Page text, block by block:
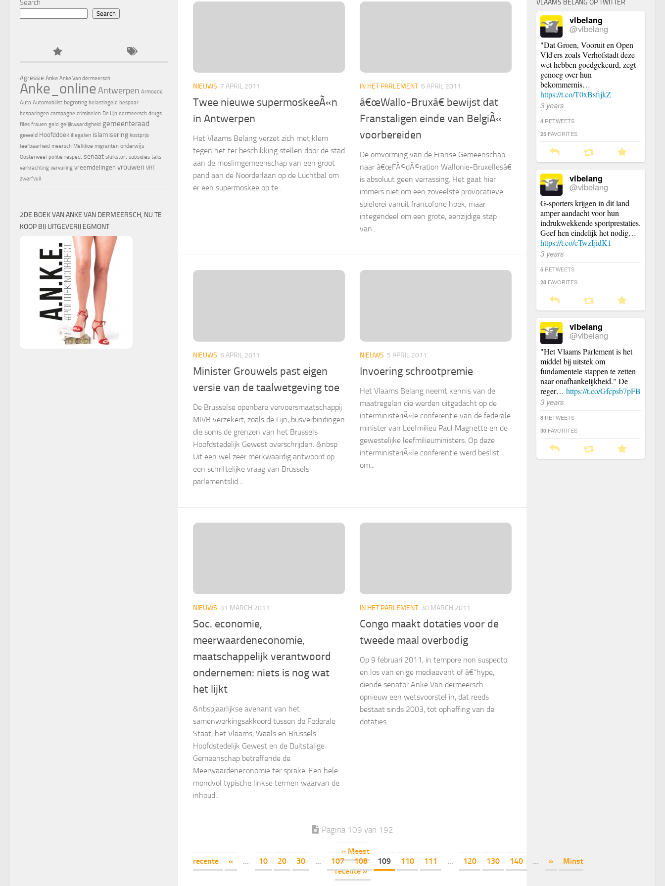
NIEUWS 7 APRIL 2011
Twee nieuwe supermoskeeÃ«n
in Antwerpen
Het Vlaams Belang verzet zich met klem
tegen het ter beschikking stellen door de stad
aan de moslimgemeenschap van een groot
pand aan de Noorderlaan op de Luchtbal om
er een supermoskee op te...
IN HET PARLEMENT 6 APRIL 2011
â€œWallo-Bruxâ€ bewijst dat
Franstaligen einde van BelgiÃ«
voorbereiden
De omvorming van de Franse Gemeenschap
naar â€œFÃ©dÃ©ration Wallonie-Bruxellesâ€
is absoluut geen verrassing. Het gaat hier
immers niet om een zoveelste provocatieve
spielerei vanuit francofone hoek, maar
integendeel om een grote, eenzijdige stap
van...
NIEUWS 6 APRIL 2011
Minister Grouwels past eigen
versie van de taalwetgeving toe
De Brusselse openbare vervoersmaatschappij
MIVB verzekert, zoals de Lijn, busverbindingen
die soms de grenzen van het Brussels
Hoofdstedelijk Gewest overschrijden. &nbsp
Uit een wel zeer merkwaardig antwoord op
een schriftelijke vraag van Brussels
parlementslid...
NIEUWS 5 APRIL 2011
Invoering schrootpremie
Het Vlaams Belang neemt kennis van de
maatregelen die werden uitgedacht op de
interministeriÃ«le conferentie van de federale
minister van Leefmilieu Paul Magnette en de
gewestelijke leefmilieuministers. Op deze
interministeriÃ«le conferentie werd beslist
om...
NIEUWS 31 MARCH 2011
Soc. economie,
meerwaardeneconomie,
maatschappelijk verantwoord
ondernemen: niets is nog wat
het lijkt
&nbspjaarlijkse avenant van het
samenwerkingsakkoord tussen de Federale
Staat, het Vlaams, Waals en Brussels
Hoofdstedelijk Gewest en de Duitstalige
Gemeenschap betreffende de
Meerwaardeneconomie ter sprake. Een hele
mondvol typische linkse termen waarvan de
inhoud...
IN HET PARLEMENT 30 MARCH 2011
Congo maakt dotaties voor de
tweede maal overbodig
Op 9 februari 2011, in tempore non suspecto
en los van enige mediaevent of â€“hype,
diende senator Anke Van dermeersch
opnieuw een wetsvoorstel in, dat reeds
bestaat sinds 2003, tot opheffing van de
dotaties...
Pagina 109 van 192
« Meest
recente
« ... 10 20 30 ... 107 108 109 110 111 ... 120 130 140 ... »
Minst
recente »
Search
Search
Agressie Anke Anke Van dermeersch
Anke_onlineAntwerpen Armoede
Auto Automobilist begroting belastingeld bespaar
besparingen campagne criminelen De Lijn dermeersch drugs
files frauen geld gelijkwaardigheid gemeenteraad
geweld Hoofddoek illegalen islamisering kostprijs
leefbaarheid meersch Melkkoe migranten onderwijs
Oosterweel politie respect senaat sluikstort subsidies taks
verkrachting vervuiling vreemdelingen vrouwen VRT
zwerfvuil
2DE BOEK VAN ANKE VAN DERMEERSCH, NU TE
KOOP BIJ UITGEVERIJ EGMONT
VLAAMS BELANG OP TWITTER
vlbelang
@vlbelang
"Dat Groen, Vooruit en Open
Vld'ers zoals Verhofstadt deze
wet hebben goedgekeurd, zegt
genoeg over hun
bekommernis…
https://t.co/T0xBsfijkZ
3 years
4 RETWEETS
25 FAVORITES
vlbelang
@vlbelang
G-sporters krijgen in dit land
amper aandacht voor hun
indrukwekkende sportprestaties.
Geef hen eindelijk het nodig…
https://t.co/eTwzIjidK1
3 years
5 RETWEETS
28 FAVORITES
vlbelang
@vlbelang
"Het Vlaams Parlement is het
middel bij uitstek om
fundamentele stappen te zetten
naar onafhankelijkheid." De
reger… https://t.co/Gfcpsb7pFB
3 years
8 RETWEETS
30 FAVORITES